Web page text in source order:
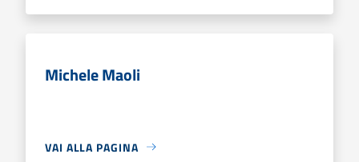
Michele Maoli
VAI ALLA PAGINA